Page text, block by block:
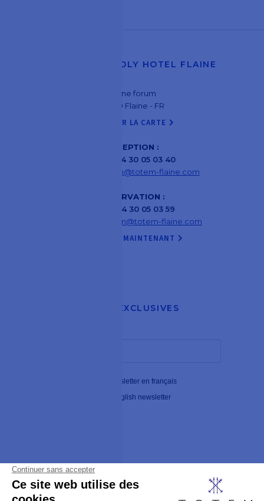
TOTEM, FRIENDLY HOTEL FLAINE
Flaine forum
74300 Flaine - FR
VOIR SUR LA CARTE 
RÉCEPTION :
+33 4 30 05 03 40
reception@totem-flaine.com
RÉSERVATION :
+33 4 30 05 03 59
reservation@totem-flaine.com
RÉSERVER MAINTENANT 
RECEVEZ NOS OFFRES EXCLUSIVES
 